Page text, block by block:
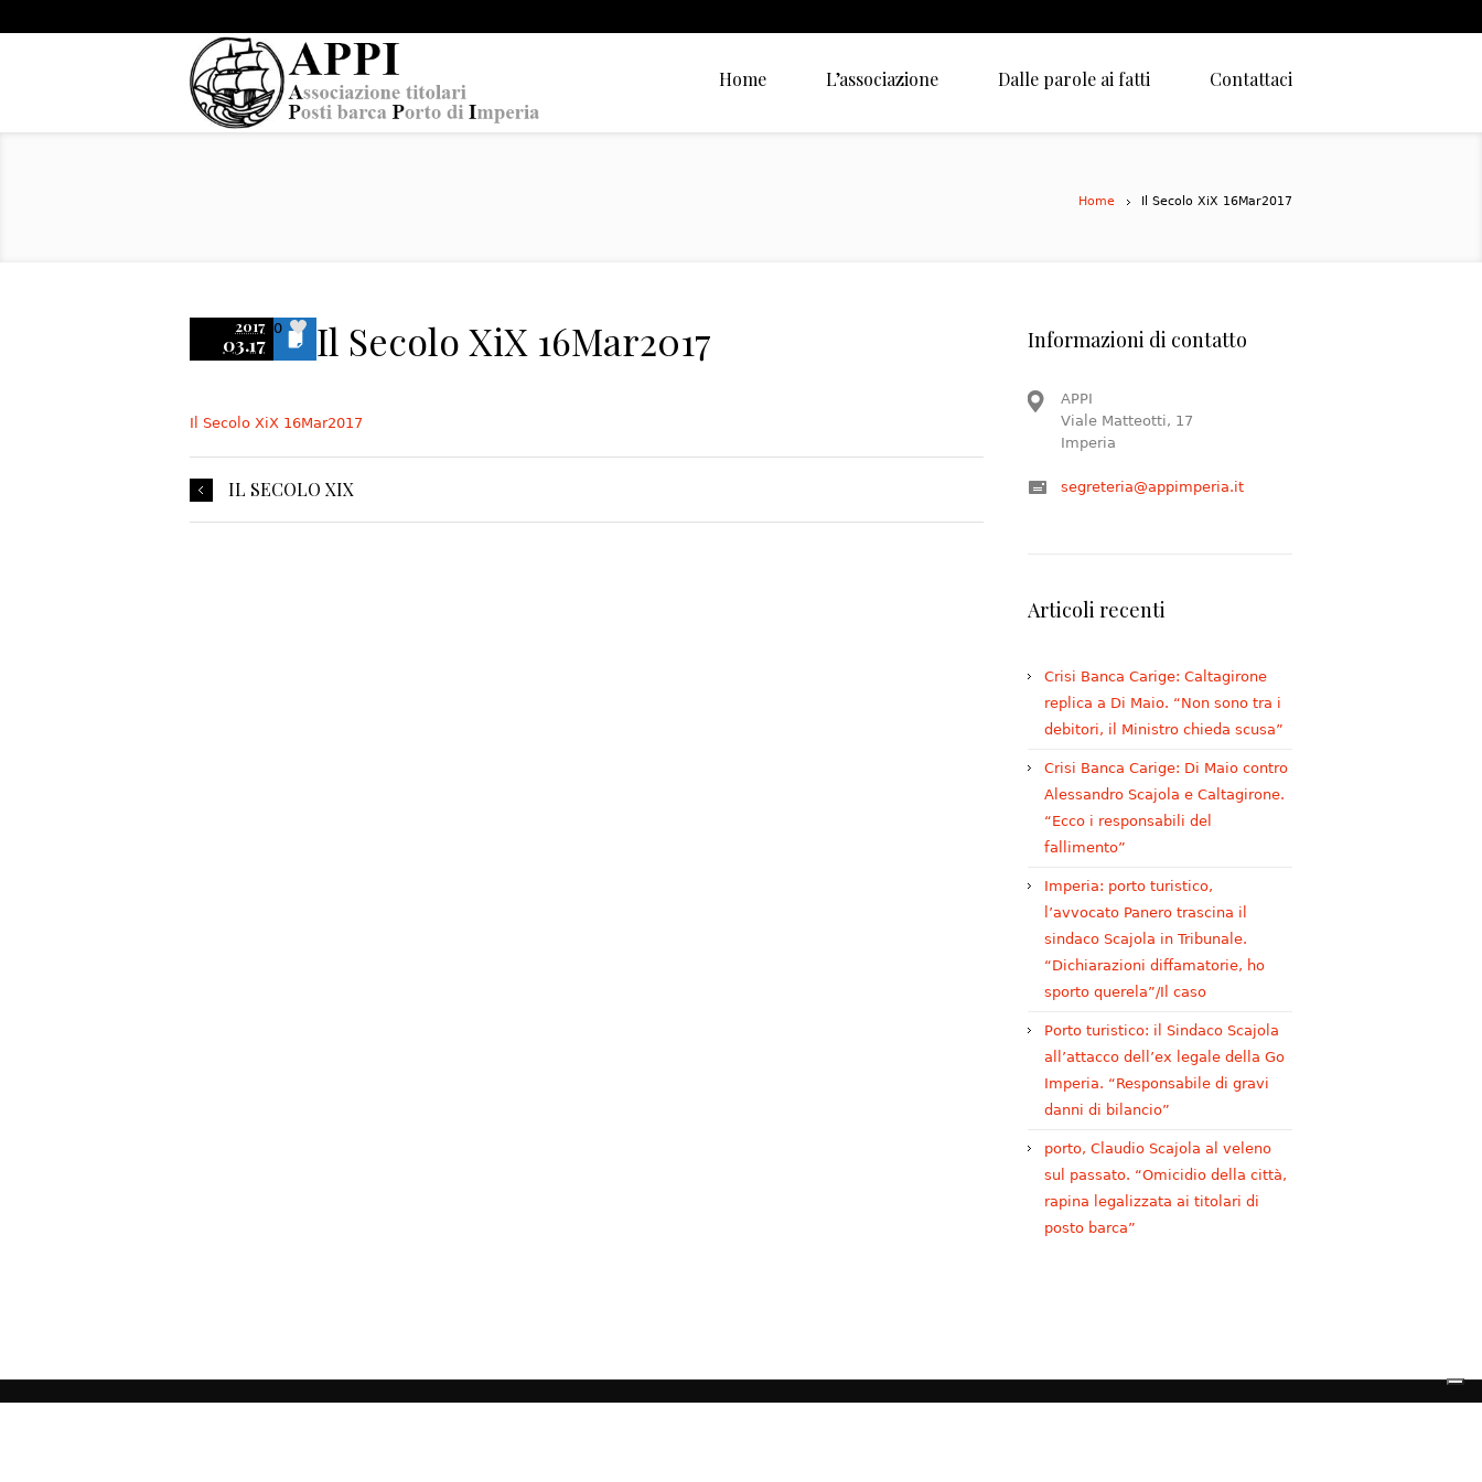
Home L’associazione Dalle parole ai fatti Contattaci
Home Il Secolo XiX 16Mar2017
2017
03.17
0 Il Secolo XiX 16Mar2017
Il Secolo XiX 16Mar2017
IL SECOLO XIX
Informazioni di contatto
APPI
Viale Matteotti, 17
Imperia
segreteria@appimperia.it
Articoli recenti
Crisi Banca Carige: Caltagirone
replica a Di Maio. “Non sono tra i
debitori, il Ministro chieda scusa”
Crisi Banca Carige: Di Maio contro
Alessandro Scajola e Caltagirone.
“Ecco i responsabili del
fallimento”
Imperia: porto turistico,
l’avvocato Panero trascina il
sindaco Scajola in Tribunale.
“Dichiarazioni diffamatorie, ho
sporto querela”/Il caso
Porto turistico: il Sindaco Scajola
all’attacco dell’ex legale della Go
Imperia. “Responsabile di gravi
danni di bilancio”
porto, Claudio Scajola al veleno
sul passato. “Omicidio della città,
rapina legalizzata ai titolari di
posto barca”